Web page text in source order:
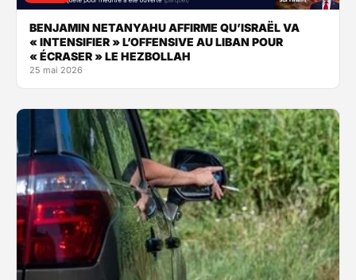
BENJAMIN NETANYAHU AFFIRME QU’ISRAËL VA
« INTENSIFIER » L’OFFENSIVE AU LIBAN POUR
« ÉCRASER » LE HEZBOLLAH
25 mai 2026